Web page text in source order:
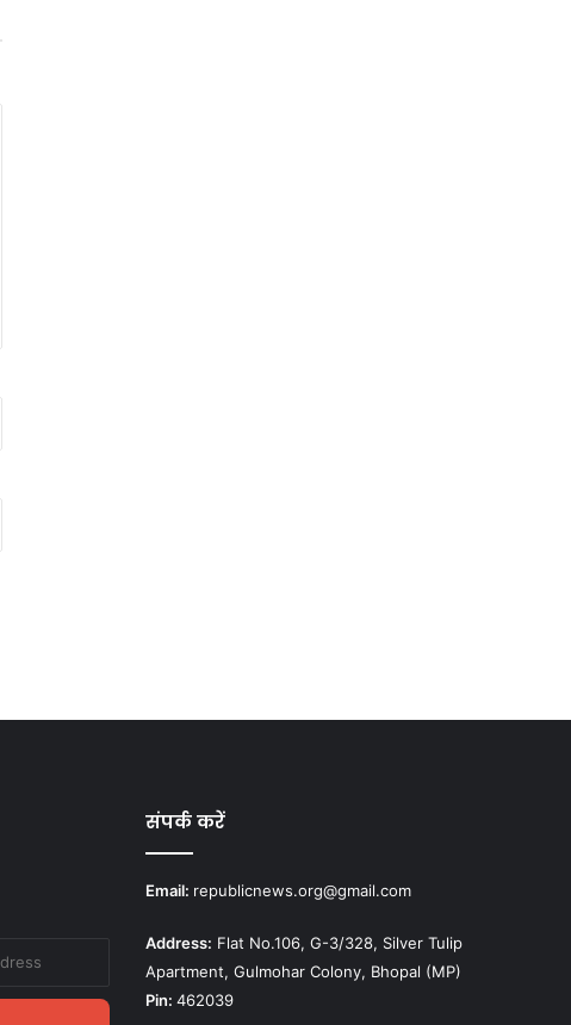
संपर्क करें
Email: republicnews.org@gmail.com
Address: Flat No.106, G-3/328, Silver Tulip
Apartment, Gulmohar Colony, Bhopal (MP)
Pin: 462039